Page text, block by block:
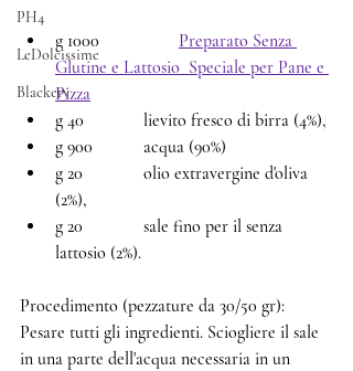
PH4
LeDolcissime
Blackery
Preparato Senza
Glutine e Lattosio  Speciale per Pane e
Pizza
g 40 		lievito fresco di birra (4%),
g 900 		acqua (90%)
g 20 		olio extravergine d'oliva
(2%),
g 20 		sale fino per il senza
lattosio (2%).
Procedimento (pezzature da 30/50 gr):
Pesare tutti gli ingredienti. Sciogliere il sale
in una parte dell'acqua necessaria in un